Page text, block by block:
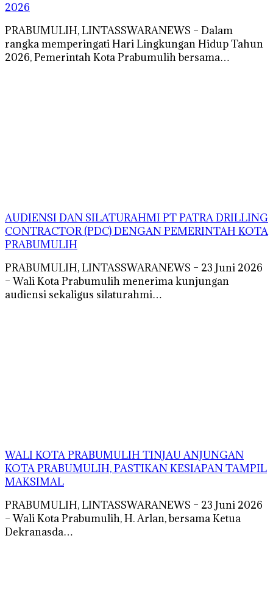
2026
PRABUMULIH, LINTASSWARANEWS – Dalam
rangka memperingati Hari Lingkungan Hidup Tahun
2026, Pemerintah Kota Prabumulih bersama…
AUDIENSI DAN SILATURAHMI PT PATRA DRILLING
CONTRACTOR (PDC) DENGAN PEMERINTAH KOTA
PRABUMULIH
PRABUMULIH, LINTASSWARANEWS – 23 Juni 2026
– Wali Kota Prabumulih menerima kunjungan
audiensi sekaligus silaturahmi…
WALI KOTA PRABUMULIH TINJAU ANJUNGAN
KOTA PRABUMULIH, PASTIKAN KESIAPAN TAMPIL
MAKSIMAL
PRABUMULIH, LINTASSWARANEWS – 23 Juni 2026
– Wali Kota Prabumulih, H. Arlan, bersama Ketua
Dekranasda…